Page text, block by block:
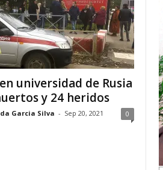
universidad de Rusia
y 24 heridos
Garcia Silva - Sep 20, 2021 0